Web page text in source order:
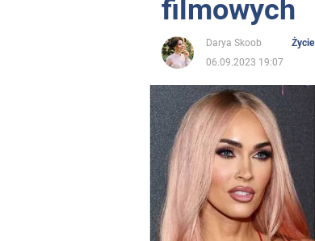
filmowych
Darya Skoob
Życie
06.09.2023 19:07